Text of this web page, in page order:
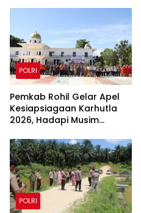
POLRI
Pemkab Rohil Gelar Apel
Kesiapsiagaan Karhutla
2026, Hadapi Musim
POLRI